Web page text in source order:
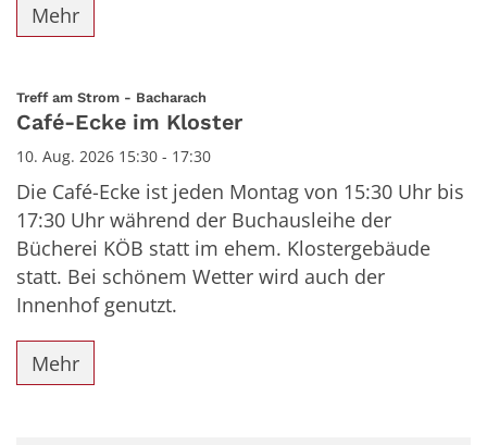
Mehr
Treff am Strom - Bacharach
Café-Ecke im Kloster
10. Aug. 2026 15:30 - 17:30
Die Café-Ecke ist jeden Montag von 15:30 Uhr bis
17:30 Uhr während der Buchausleihe der
Bücherei KÖB statt im ehem. Klostergebäude
statt. Bei schönem Wetter wird auch der
Innenhof genutzt.
Mehr